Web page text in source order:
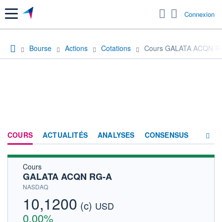
Menu Connexion
Bourse Actions Cotations Cours GALATA ACQN
COURS ACTUALITÉS ANALYSES CONSENSUS
ACTIONNAIRES
Cours
GALATA ACQN RG-A
NASDAQ
10,1200 (c) USD
0,00%